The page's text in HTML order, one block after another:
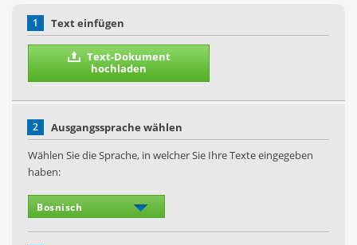
1 Text einfügen
Text-Dokument
hochladen
2
Ausgangssprache wählen
Wählen Sie die Sprache, in welcher Sie Ihre Texte eingegeben
haben: